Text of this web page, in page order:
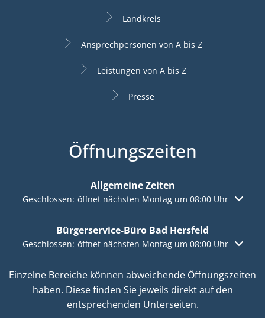
Landkreis
Ansprechpersonen von A bis Z
Leistungen von A bis Z
Presse
Öffnungszeiten
Allgemeine Zeiten
Klicken, um weitere Öffnungs- oder Schließzeiten
Geschlossen: öffnet nächsten Montag um 08:00 Uhr
Bürgerservice-Büro Bad Hersfeld
Klicken, um weitere Öffnungs- oder Schließzeiten
Geschlossen: öffnet nächsten Montag um 08:00 Uhr
Einzelne Bereiche können abweichende Öffnungszeiten
haben. Diese finden Sie jeweils direkt auf den
entsprechenden Unterseiten.